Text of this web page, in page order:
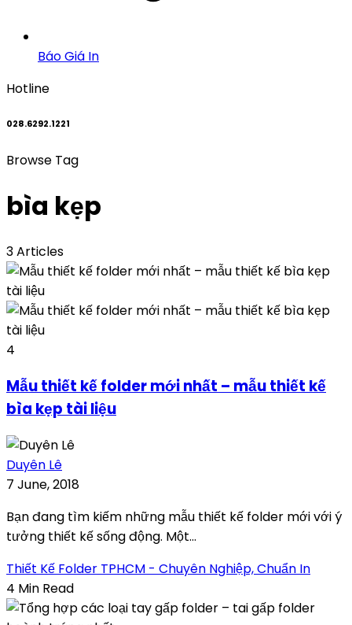
Báo Giá In
Hotline
028.6292.1221
Browse Tag
bìa kẹp
3 Articles
4
Mẫu thiết kế folder mới nhất – mẫu thiết kế
bìa kẹp tài liệu
Duyên Lê
7 June, 2018
Bạn đang tìm kiếm những mẫu thiết kế folder mới với ý
tưởng thiết kế sống động. Một...
Thiết Kế Folder TPHCM - Chuyên Nghiệp, Chuẩn In
4 Min Read